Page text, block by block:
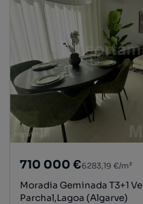
710 000 €6283,19 €/m²
Moradia Geminada T3+1
Parchal,Lagoa (Algarve)